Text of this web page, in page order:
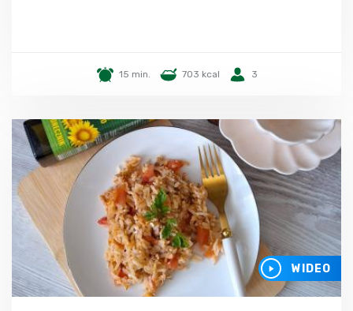
15 min. 703 kcal 3
WIDEO